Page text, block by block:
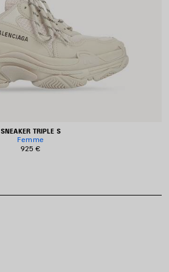
SNEAKER TRIPLE S
Femme
925 €